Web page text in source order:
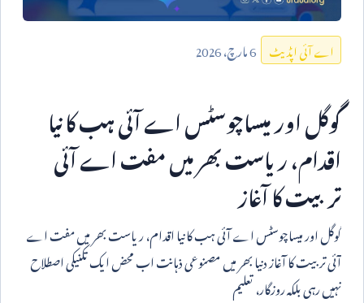
اے آئی اپڈیٹ 6مارچ،2026
گوگل اور میساچوسٹس اے آئی ہب کا نیا
اقدام، ریاست بھر میں مفت اے آئی
تربیت کا آغاز
گوگل اور میساچوسٹس اے آئی ہب کا نیا اقدام، ریاست بھر میں مفت اے
آئی تربیت کا آغاز دنیا بھر میں مصنوعی ذہانت اب محض ایک تکنیکی اصطلاح
نہیں رہی بلکہ روزگار، تعلیم